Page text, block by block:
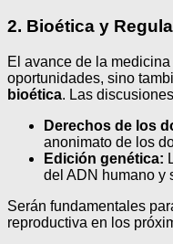
2. Bioética y
El avance de la
oportunidades, sino
bioética. Las
Derechos de los
anonimato de los
Edición genética:
del ADN humano y
Serán fundamentales
reproductiva en los